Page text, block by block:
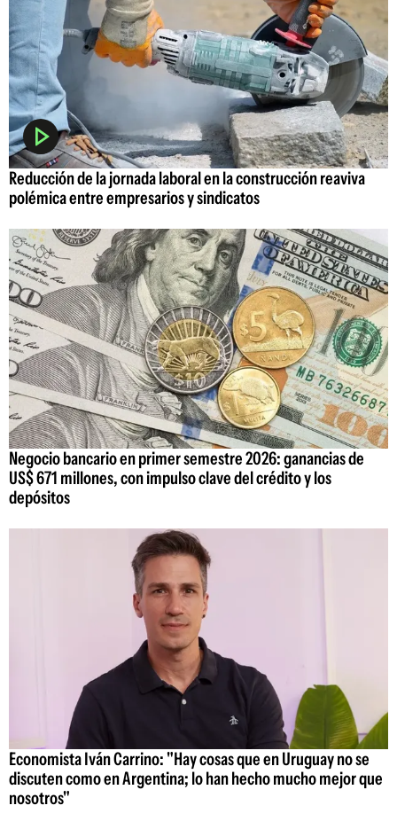
Reducción de la jornada laboral en la construcción reaviva
polémica entre empresarios y sindicatos
Negocio bancario en primer semestre 2026: ganancias de
US$ 671 millones, con impulso clave del crédito y los
depósitos
Economista Iván Carrino: "Hay cosas que en Uruguay no se
discuten como en Argentina; lo han hecho mucho mejor que
nosotros"